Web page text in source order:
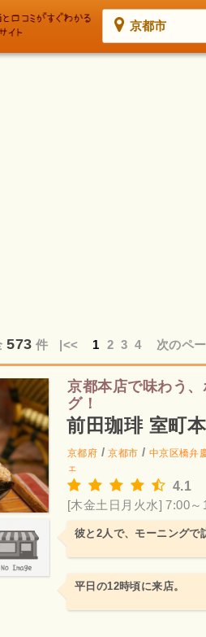
京都市
573 件 |<< 1 2 3 4 次のペ
京都本店で味わう
グ！
前田珈琲 室町
京都府 /京都市 / 中京区橋弁
ェ
4.1
[木金土日月火水] 7:00～
彼と2人で、モーニングで
平日の12時頃に来店。